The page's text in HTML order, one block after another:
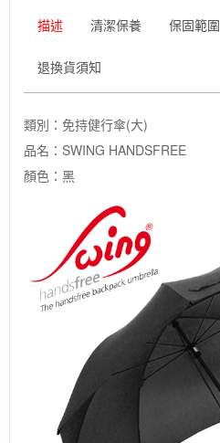
HANDSFREE
免
持
健
行
傘
描述 清潔保養 保固範圍
退換貨須知
類別：免持健行傘(大)
品名：SWING HANDSFREE
顏色：黑